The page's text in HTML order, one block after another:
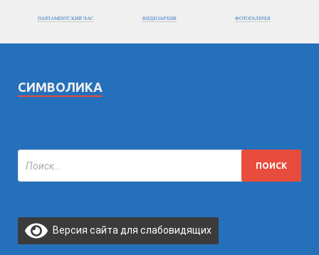
ПАРЛАМЕНТСКИЙ ЧАС ВИДЕОАРХИВ ФОТОГАЛЕРЕЯ
СИМВОЛИКА
Версия сайта для слабовидящих